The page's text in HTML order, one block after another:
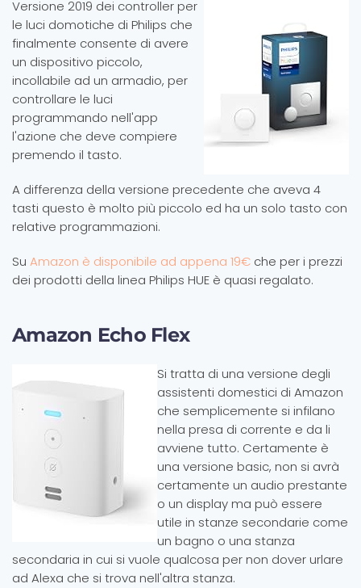
Versione 2019 dei controller per
le luci domotiche di Philips che
finalmente consente di avere
un dispositivo piccolo,
incollabile ad un armadio, per
controllare le luci
programmando nell'app
l'azione che deve compiere
premendo il tasto.
A differenza della versione precedente che aveva 4
tasti questo è molto più piccolo ed ha un solo tasto con
relative programmazioni.
Su Amazon è disponibile ad appena 19€ che per i prezzi
dei prodotti della linea Philips HUE è quasi regalato.
Amazon Echo Flex
Si tratta di una versione degli
assistenti domestici di Amazon
che semplicemente si infilano
nella presa di corrente e da li
avviene tutto. Certamente è
una versione basic, non si avrà
certamente un audio prestante
o un display ma può essere
utile in stanze secondarie come
un bagno o una stanza
secondaria in cui si vuole qualcosa per non dover urlare
ad Alexa che si trova nell'altra stanza.